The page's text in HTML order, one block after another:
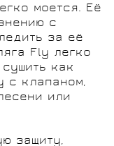
моется. Её
с
за её
Fly легко
как
с клапаном,
или
защиту,